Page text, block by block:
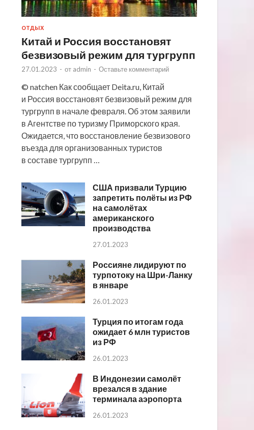
ОТДЫХ
Китай и Россия восстановят
безвизовый режим для тургрупп
27.01.2023 - от admin - Оставьте комментарий
© natchen Как сообщает Deita.ru, Китай
и Россия восстановят безвизовый режим для
тургрупп в начале февраля. Об этом заявили
в Агентстве по туризму Приморского края.
Ожидается, что восстановление безвизового
въезда для организованных туристов
в составе тургрупп …
США призвали Турцию
запретить полёты из РФ
на самолётах
американского
производства
27.01.2023
Россияне лидируют по
турпотоку на Шри-Ланку
в январе
26.01.2023
Турция по итогам года
ожидает 6 млн туристов
из РФ
26.01.2023
В Индонезии самолёт
врезался в здание
терминала аэропорта
26.01.2023